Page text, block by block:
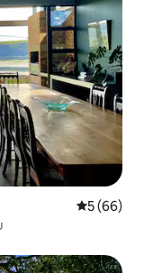
Prosječna
5 (66)